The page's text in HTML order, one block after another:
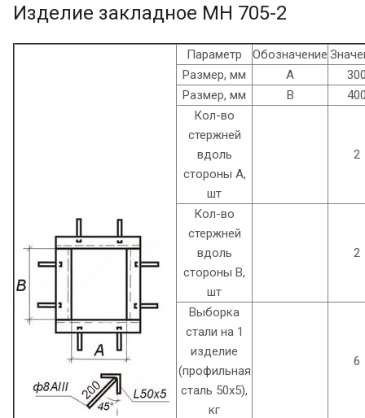
Изделие закладное МН 705-2
Параметр Обозначение
Размер, мм
А
Размер, мм
В
Кол-во
стержней
вдоль
стороны А,
шт
2
Кол-во
стержней
вдоль
стороны В,
шт
2
Выборка
стали на 1
изделие
(профильная
сталь 50х5),
кг
6